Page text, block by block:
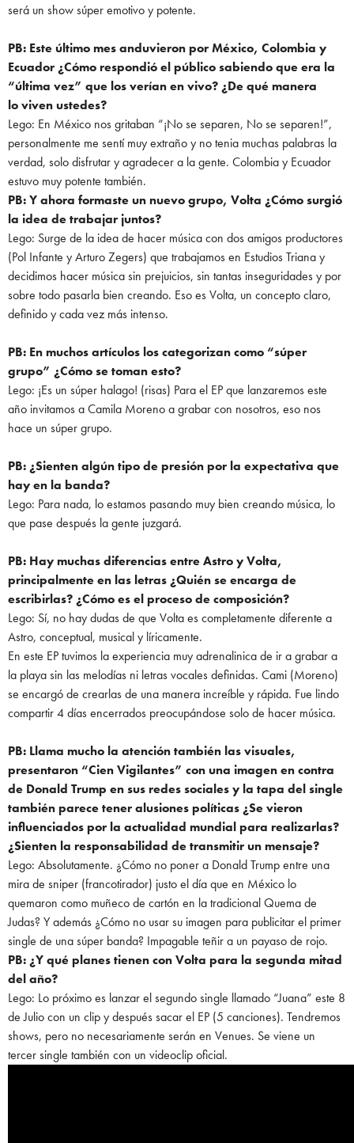
será un show súper emotivo y potente.
PB: Este último mes anduvieron por México, Colombia y
Ecuador ¿Cómo respondió elpúblico sabiendo que era la
“última vez” que los verían en vivo? ¿De qué manera
loviven ustedes?
Lego: En México nos gritaban “¡No se separen, No se separen!”,
personalmente me sentí muy extraño y no tenia muchas palabras la
verdad, solo disfrutar y agradecer a la gente. Colombia y Ecuador
estuvo muy potente también.
PB: Y ahora formaste un nuevo grupo, Volta ¿Cómo surgió
la idea de trabajar juntos?
Lego: Surge de la idea de hacer música con dos amigos productores
(Pol Infante y Arturo Zegers) que trabajamos en Estudios Triana y
decidimos hacer música sin prejuicios, sin tantas inseguridades y por
sobre todo pasarla bien creando. Eso es Volta, un concepto claro,
definido y cada vez más intenso.
PB: En muchos artículos los categorizan como “súper
grupo” ¿Cómo se toman esto?
Lego: ¡Es un súper halago! (risas) Para el EP que lanzaremos este
año invitamos a Camila Moreno a grabar con nosotros, eso nos
hace un súper grupo.
PB: ¿Sienten algún tipo de presión por la expectativa que
hay en la banda?
Lego: Para nada, lo estamos pasando muy bien creando música, lo
que pase después la gente juzgará.
PB: Hay muchas diferencias entre Astro y Volta,
principalmente en las letras ¿Quién seencarga de
escribirlas? ¿Cómo es el proceso de composición?
Lego: Sí, no hay dudas de que Volta es completamente diferente a
Astro, conceptual, musical y líricamente.
En este EP tuvimos la experiencia muy adrenalinica de ir a grabar a
la playa sin las melodías ni letras vocales definidas. Cami (Moreno)
se encargó de crearlas de una manera increíble y rápida. Fue lindo
compartir 4 días encerrados preocupándose solo de hacer música.
PB: Llama mucho la atención también las visuales,
presentaron “Cien Vigilantes” con una imagen en contra
de Donald Trump en sus redes sociales y la tapa del single
tambiénparece tener alusiones políticas ¿Se vieron
influenciados por la actualidad mundial para realizarlas?
¿Sienten la responsabilidad de transmitir un mensaje?
Lego: Absolutamente. ¿Cómo no poner a Donald Trump entre una
mira de sniper (francotirador) justo el día que en México lo
quemaron como muñeco de cartón en la tradicional Quema de
Judas? Y además ¿Cómo no usar su imagen para publicitar el primer
single de una súper banda? Impagable teñir a un payaso de rojo.
PB: ¿Y qué planes tienen con Volta para la segunda mitad
del año?
Lego: Lo próximo es lanzar el segundo single llamado “Juana” este 8
de Julio con un clip y después sacar el EP (5 canciones). Tendremos
shows, pero no necesariamente serán en Venues. Se viene un
tercer single también con un videoclip oficial.